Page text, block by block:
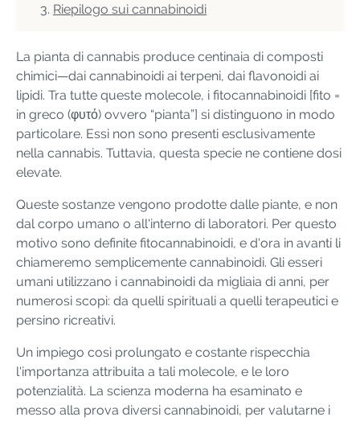
Riepilogo sui cannabinoidi
La pianta di cannabis produce centinaia di composti
chimici—dai cannabinoidi ai terpeni, dai flavonoidi ai
lipidi. Tra tutte queste molecole, i fitocannabinoidi [fito =
in greco (φυτό) ovvero “pianta”] si distinguono in modo
particolare. Essi non sono presenti esclusivamente
nella cannabis. Tuttavia, questa specie ne contiene dosi
elevate.
Queste sostanze vengono prodotte dalle piante, e non
dal corpo umano o all'interno di laboratori. Per questo
motivo sono definite fitocannabinoidi, e d'ora in avanti li
chiameremo semplicemente cannabinoidi. Gli esseri
umani utilizzano i cannabinoidi da migliaia di anni, per
numerosi scopi: da quelli spirituali a quelli terapeutici e
persino ricreativi.
Un impiego così prolungato e costante rispecchia
l'importanza attribuita a tali molecole, e le loro
potenzialità. La scienza moderna ha esaminato e
messo alla prova diversi cannabinoidi, per valutarne i